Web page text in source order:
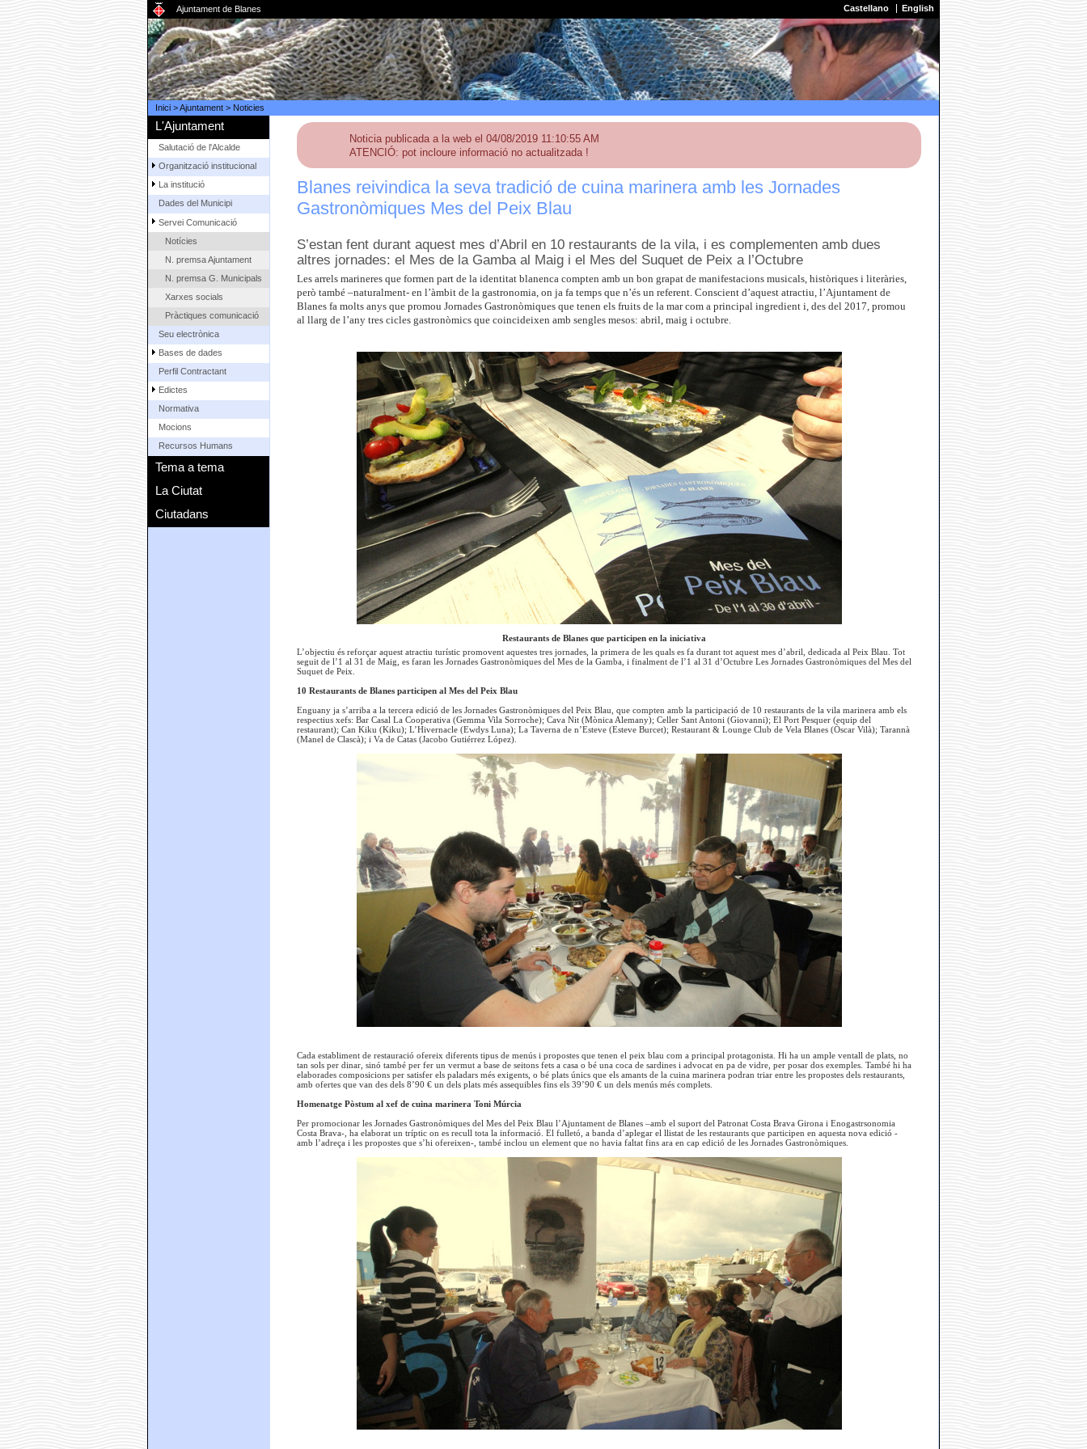
Ajuntament de Blanes Castellano English
Inici>Ajuntament> Noticies
L'Ajuntament
Salutació de l'Alcalde
Organització institucional
La institució
Dades del Municipi
Servei Comunicació
Notícies
N. premsa Ajuntament
N. premsa G. Municipals
Xarxes socials
Pràctiques comunicació
Seu electrònica
Bases de dades
Perfil Contractant
Edictes
Normativa
Mocions
Recursos Humans
Tema a tema
La Ciutat
Ciutadans
Noticia publicada a la web el 04/08/2019 11:10:55 AM
ATENCIÓ: pot incloure informació no actualitzada !
Blanes reivindica la seva tradició de cuina marinera amb les Jornades
Gastronòmiques Mes del Peix Blau
S’estan fent durant aquest mes d’Abril en 10 restaurants de la vila, i es complementen amb dues
altres jornades: el Mes de la Gamba al Maig i el Mes del Suquet de Peix a l’Octubre
Les arrels marineres que formen part de la identitat blanenca compten amb un bon grapat de manifestacions musicals, històriques i literàries,
però també –naturalment- en l’àmbit de la gastronomia, on ja fa temps que n’és un referent. Conscient d’aquest atractiu, l’Ajuntament de
Blanes fa molts anys que promou Jornades Gastronòmiques que tenen els fruits de la mar com a principal ingredient i, des del 2017, promou
al llarg de l’any tres cicles gastronòmics que coincideixen amb sengles mesos: abril, maig i octubre.
Restaurants de Blanes que participen en la iniciativa
L’objectiu és reforçar aquest atractiu turístic promovent aquestes tres jornades, la primera de les quals es fa durant tot aquest mes d’abril, dedicada al Peix Blau. Tot
seguit de l’1 al 31 de Maig, es faran les Jornades Gastronòmiques del Mes de la Gamba, i finalment de l’1 al 31 d’Octubre Les Jornades Gastronòmiques del Mes del
Suquet de Peix.
10 Restaurants de Blanes participen al Mes del Peix Blau
Enguany ja s’arriba a la tercera edició de les Jornades Gastronòmiques del Peix Blau, que compten amb la participació de 10 restaurants de la vila marinera amb els
respectius xefs: Bar Casal La Cooperativa (Gemma Vila Sorroche); Cava Nit (Mònica Alemany); Celler Sant Antoni (Giovanni); El Port Pesquer (equip del
restaurant); Can Kiku (Kiku); L’Hivernacle (Ewdys Luna); La Taverna de n’Esteve (Esteve Burcet); Restaurant & Lounge Club de Vela Blanes (Òscar Vilà); Tarannà
(Manel de Clascà); i Va de Catas (Jacobo Gutiérrez López).
Cada establiment de restauració ofereix diferents tipus de menús i propostes que tenen el peix blau com a principal protagonista. Hi ha un ample ventall de plats, no
tan sols per dinar, sinó també per fer un vermut a base de seitons fets a casa o bé una coca de sardines i advocat en pa de vidre, per posar dos exemples. També hi ha
elaborades composicions per satisfer els paladars més exigents, o bé plats únics que els amants de la cuina marinera podran triar entre les propostes dels restaurants,
amb ofertes que van des dels 8’90 € un dels plats més assequibles fins els 39’90 € un dels menús més complets.
Homenatge Pòstum al xef de cuina marinera Toni Múrcia
Per promocionar les Jornades Gastronòmiques del Mes del Peix Blau l’Ajuntament de Blanes –amb el suport del Patronat Costa Brava Girona i Enogastrsonomia
Costa Brava-, ha elaborat un tríptic on es recull tota la informació. El fulletó, a banda d’aplegar el llistat de les restaurants que participen en aquesta nova edició -
amb l’adreça i les propostes que s’hi ofereixen-, també inclou un element que no havia faltat fins ara en cap edició de les Jornades Gastronòmiques.